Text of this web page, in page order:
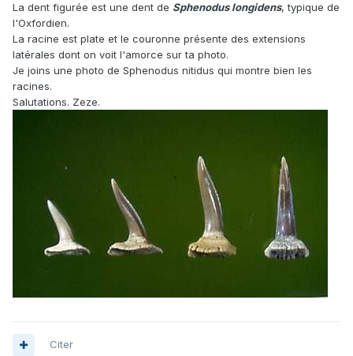
La dent figurée est une dent de Sphenodus longidens, typique de
l'Oxfordien.
La racine est plate et le couronne présente des extensions
latérales dont on voit l'amorce sur ta photo.
Je joins une photo de Sphenodus nitidus qui montre bien les
racines.
Salutations. Zeze.
Citer